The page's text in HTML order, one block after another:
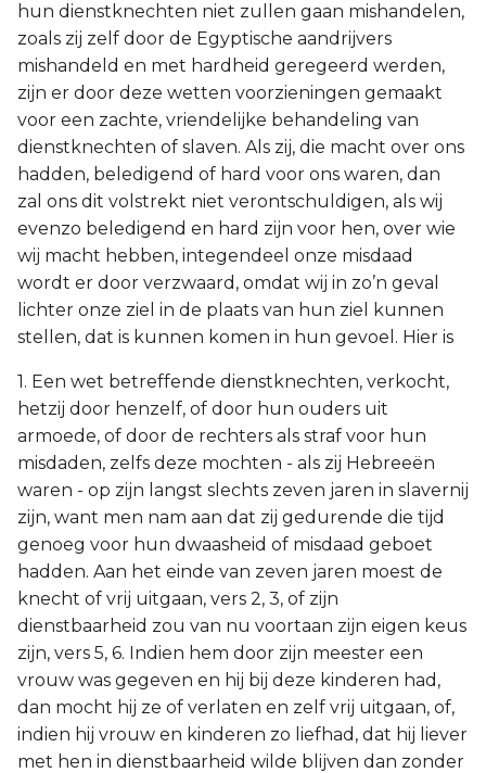
hun dienstknechten niet zullen gaan mishandelen,
zoals zij zelf door de Egyptische aandrijvers
mishandeld en met hardheid geregeerd werden,
zijn er door deze wetten voorzieningen gemaakt
voor een zachte, vriendelijke behandeling van
dienstknechten of slaven. Als zij, die macht over ons
hadden, beledigend of hard voor ons waren, dan
zal ons dit volstrekt niet verontschuldigen, als wij
evenzo beledigend en hard zijn voor hen, over wie
wij macht hebben, integendeel onze misdaad
wordt er door verzwaard, omdat wij in zo’n geval
lichter onze ziel in de plaats van hun ziel kunnen
stellen, dat is kunnen komen in hun gevoel. Hier is
1. Een wet betreffende dienstknechten, verkocht,
hetzij door henzelf, of door hun ouders uit
armoede, of door de rechters als straf voor hun
misdaden, zelfs deze mochten - als zij Hebreeën
waren - op zijn langst slechts zeven jaren in slavernij
zijn, want men nam aan dat zij gedurende die tijd
genoeg voor hun dwaasheid of misdaad geboet
hadden. Aan het einde van zeven jaren moest de
knecht of vrij uitgaan, vers 2, 3, of zijn
dienstbaarheid zou van nu voortaan zijn eigen keus
zijn, vers 5, 6. Indien hem door zijn meester een
vrouw was gegeven en hij bij deze kinderen had,
dan mocht hij ze of verlaten en zelf vrij uitgaan, of,
indien hij vrouw en kinderen zo liefhad, dat hij liever
met hen in dienstbaarheid wilde blijven dan zonder